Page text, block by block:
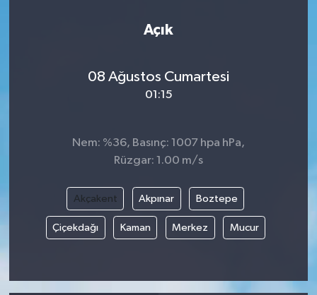
Açık
08 Ağustos Cumartesi
01:15
Nem: %36, Basınç: 1007 hpa hPa,
Rüzgar: 1.00 m/s
Akçakent Akpınar Boztepe
Çiçekdağı Kaman Merkez Mucur